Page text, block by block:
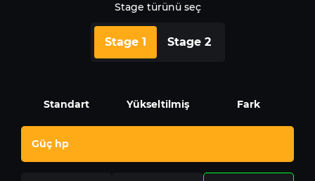
Stage türünü seç
Stage 1 Stage 2
Standart Yükseltilmiş Fark
Güç hp